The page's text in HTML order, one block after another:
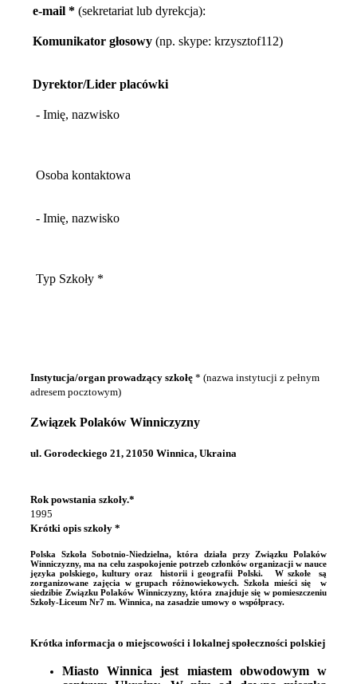
e-mail * (sekretariat lub dyrekcja):
Komunikator głosowy (np. skype: krzysztof112)
Dyrektor/Lider placówki
- Imię, nazwisko
Osoba kontaktowa
- Imię, nazwisko
Typ Szkoły *
Instytucja/organ prowadzący szkołę * (nazwa instytucji z pełnym
adresem pocztowym)
Związek Polaków Winniczyzny
ul. Gorodeckiego 21, 21050 Winnica, Ukraina
Rok powstania szkoły.*
1995
Krótki opis szkoły *
Polska Szkoła Sobotnio-Niedzielna, która działa przy Związku Polaków
Winniczyzny, ma na celu zaspokojenie potrzeb członków organizacji w nauce
języka polskiego, kultury oraz historii i geografii Polski. W szkołe są
zorganizowane zajęcia w grupach różnowiekowych. Szkoła mieści się w
siedzibie Związku Polaków Winniczyzny, która znajduje się w pomieszczeniu
Szkoły-Liceum Nr7 m. Winnica, na zasadzie umowy o współpracy.
Krótka informacja o miejscowości i lokalnej społeczności polskiej
Miasto Winnica jest miastem obwodowym w